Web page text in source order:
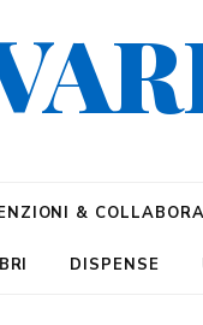
&
DISPENSE